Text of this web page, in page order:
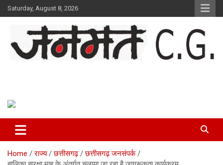
Skip
to
Saturday, August 8, 2026
Home राज्य छत्तीसगढ़
छत्तीसगढ़ जनसंपर्क